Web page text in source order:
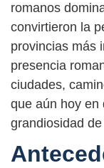
romanos
convirtieron la
provincias más
presencia
ciudades,
que aún hoy en
grandiosidad